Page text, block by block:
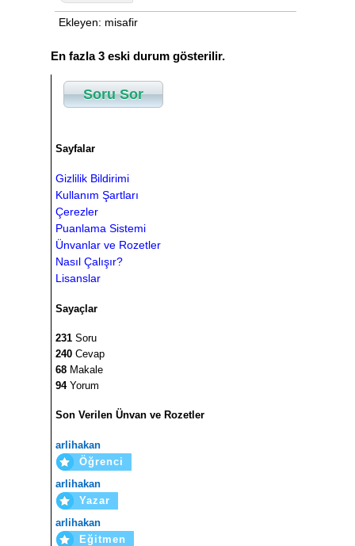
Ekleyen: misafir
En fazla 3 eski durum gösterilir.
Soru Sor
Sayfalar
Gizlilik Bildirimi
Kullanım Şartları
Çerezler
Puanlama Sistemi
Ünvanlar ve Rozetler
Nasıl Çalışır?
Lisanslar
Sayaçlar
231 Soru
240 Cevap
68 Makale
94Yorum
Son Verilen Ünvan ve Rozetler
arlihakan
Öğrenci
arlihakan
Yazar
arlihakan
Eğitmen